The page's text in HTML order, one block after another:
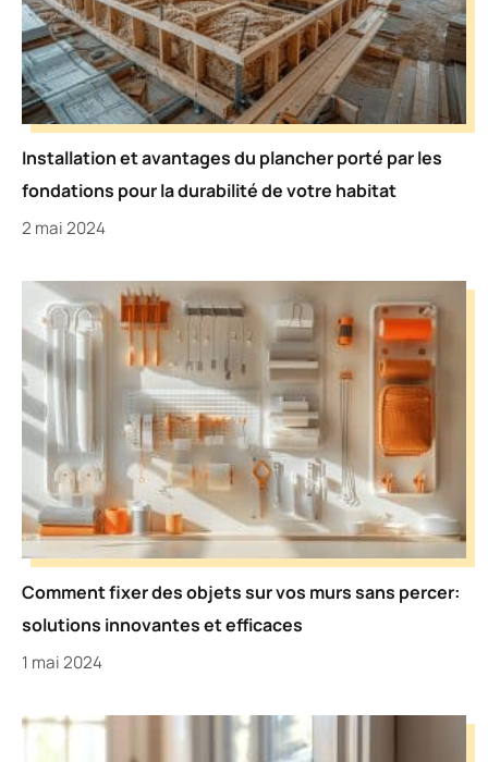
Installation et avantages du plancher porté par les
fondations pour la durabilité de votre habitat
2 mai 2024
Comment fixer des objets sur vos murs sans percer:
solutions innovantes et efficaces
1 mai 2024